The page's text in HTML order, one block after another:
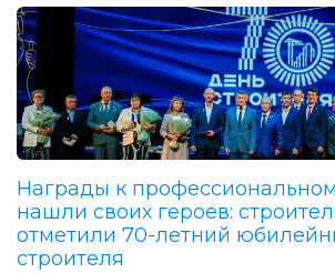
Награды к
нашли своих героев:
отметили 70-летний
строителя